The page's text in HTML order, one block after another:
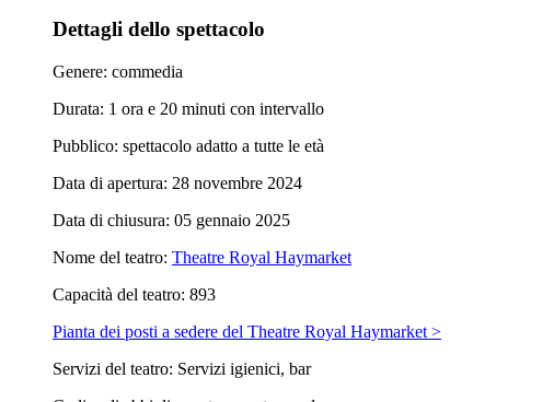
Dettagli dello spettacolo
Genere: commedia
Durata: 1 ora e 20 minuti con intervallo
Pubblico: spettacolo adatto a tutte le età
Data di apertura: 28 novembre 2024
Data di chiusura: 05 gennaio 2025
Nome del teatro: Theatre Royal Haymarket
Capacità del teatro: 893
Pianta dei posti a sedere del Theatre Royal Haymarket >
Servizi del teatro: Servizi igienici, bar